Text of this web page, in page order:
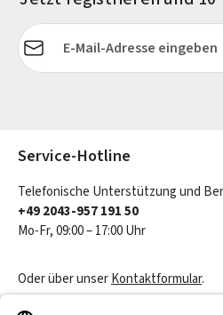
E-Mail-Adresse*
Service-Hotline
Telefonische Unterstützung und
+49 2043-957 191 50
Mo-Fr, 09:00 – 17:00 Uhr
Oder über unserKontaktformular.